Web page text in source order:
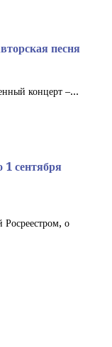
песня
концерт –...
1 сентября
о